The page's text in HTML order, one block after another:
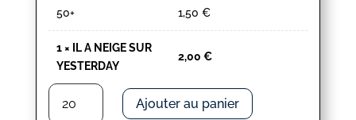
50+ 1,50 €
1×
IL A NEIGE SUR
YESTERDAY
2,00 €
quantité
Ajouter au panier